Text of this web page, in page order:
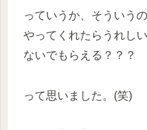
っていうか、そういう
やってくれたらうれし
ないでもらえる？？？
って思いました。(笑)